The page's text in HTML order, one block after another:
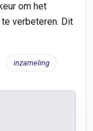
om het
verbeteren. Dit
inzameling